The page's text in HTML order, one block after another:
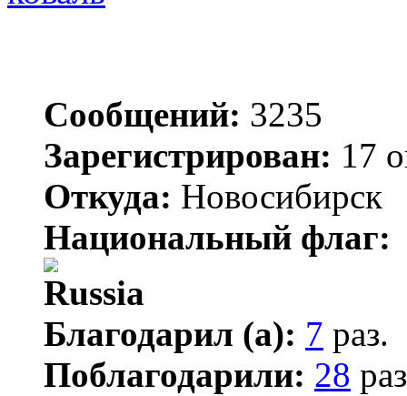
Сообщений: 3235
Зарегистрирован: 17
Откуда: Новосибирск
Национальный флаг:
Благодарил (а): 7 раз.
Поблагодарили: 28